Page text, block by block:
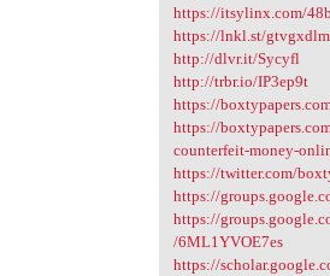
https://itsylinx.com/
https://lnkl.st/
http://dlvr.it/Sycyfl
http://trbr.io/IP3ep9t
https://
https://
counterfeit-money-
https://twitter.com/
https://
https://
/6ML1YVOE7es
https://